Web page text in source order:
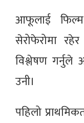
आफूलाई
सेरोफेरोमा रहेर
विश्लेषण गर्नुले
उनी।
पहिलो